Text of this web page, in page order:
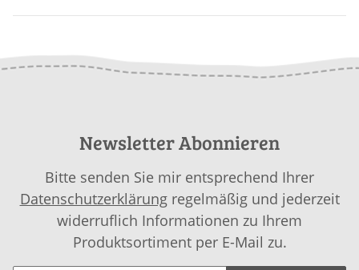
Newsletter Abonnieren
Bitte senden Sie mir entsprechend Ihrer
Datenschutzerklärungregelmäßig und jederzeit
widerruflich Informationen zu Ihrem
Produktsortiment per E-Mail zu.